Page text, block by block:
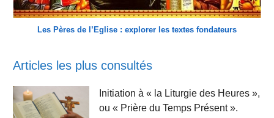
Les Pères de l’Eglise : explorer les textes fondateurs
Articles les plus consultés
Initiation à « la Liturgie des Heures »,
ou « Prière du Temps Présent ».